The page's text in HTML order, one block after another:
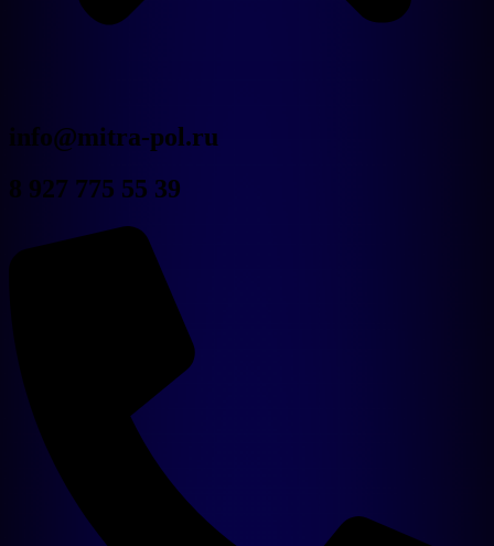
Новости
Дилерам
Контакты
info@mitra-pol.ru
8 927 775 55 39